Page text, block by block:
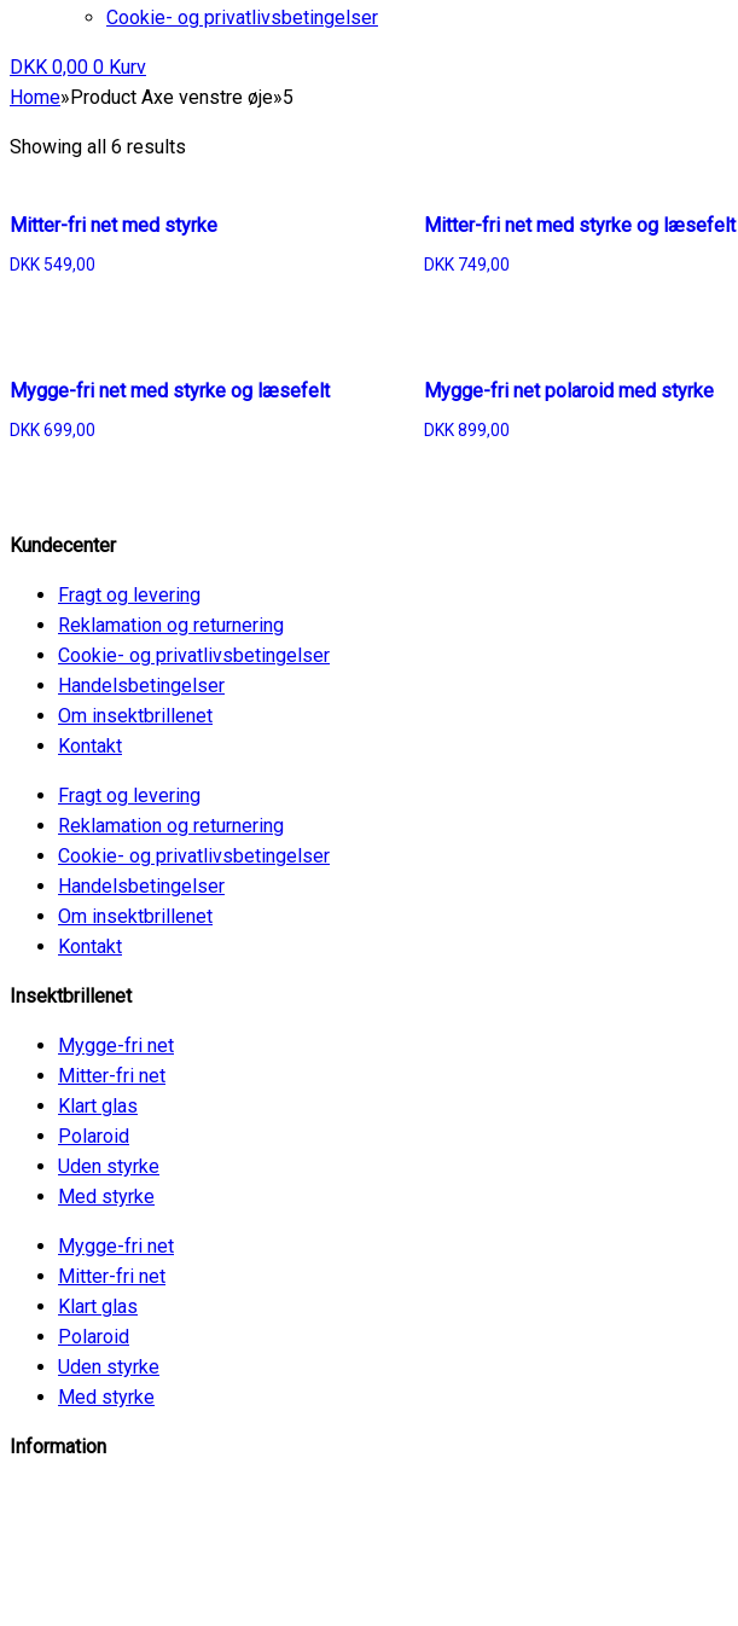
Cookie- og privatlivsbetingelser
DKK 0,00 0 Kurv
Home»Product Axe venstre øje»5
Showing all 6 results
Mitter-fri net med styrke
DKK 549,00
Mitter-fri net med styrke og læsefelt
DKK 749,00
Mygge-fri net med styrke og læsefelt
DKK699,00
Mygge-fri net polaroid med styrke
DKK899,00
Kundecenter
Fragt og levering
Reklamation og returnering
Cookie- og privatlivsbetingelser
Handelsbetingelser
Om insektbrillenet
Kontakt
Fragt og levering
Reklamation og returnering
Cookie- og privatlivsbetingelser
Handelsbetingelser
Om insektbrillenet
Kontakt
Insektbrillenet
Mygge-fri net
Mitter-fri net
Klart glas
Polaroid
Uden styrke
Med styrke
Mygge-fri net
Mitter-fri net
Klart glas
Polaroid
Uden styrke
Med styrke
Information